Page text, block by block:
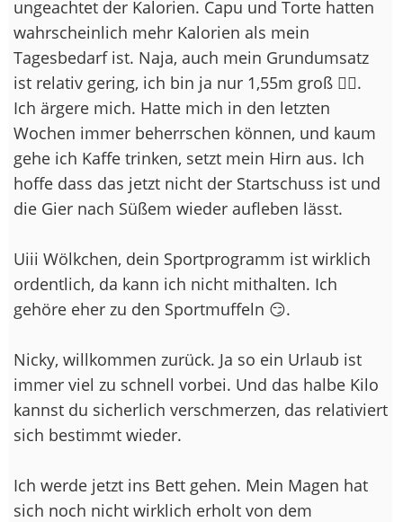
ungeachtet der Kalorien. Capu und Torte hatten
wahrscheinlich mehr Kalorien als mein
Tagesbedarf ist. Naja, auch mein Grundumsatz
ist relativ gering, ich bin ja nur 1,55m groß 🤷‍♀️.
Ich ärgere mich. Hatte mich in den letzten
Wochen immer beherrschen können, und kaum
gehe ich Kaffe trinken, setzt mein Hirn aus. Ich
hoffe dass das jetzt nicht der Startschuss ist und
die Gier nach Süßem wieder aufleben lässt.
Uiii Wölkchen, dein Sportprogramm ist wirklich
ordentlich, da kann ich nicht mithalten. Ich
gehöre eher zu den Sportmuffeln 😏.
Nicky, willkommen zurück. Ja so ein Urlaub ist
immer viel zu schnell vorbei. Und das halbe Kilo
kannst du sicherlich verschmerzen, das relativiert
sich bestimmt wieder.
Ich werde jetzt ins Bett gehen. Mein Magen hat
sich noch nicht wirklich erholt von dem